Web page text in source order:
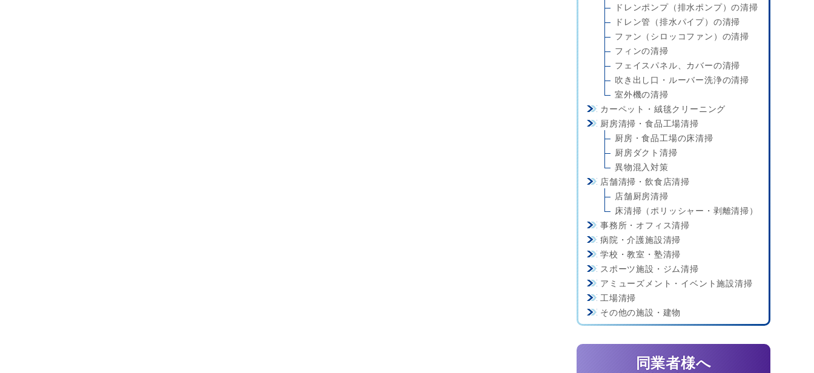
ドレンポンプ（排水ポンプ）の清掃
ドレン管（排水パイプ）の清掃
ファン（シロッコファン）の清掃
フィンの清掃
フェイスパネル、カバーの清掃
吹き出し口・ルーバー洗浄の清掃
室外機の清掃
カーペット・絨毯クリーニング
厨房清掃・食品工場清掃
厨房・食品工場の床清掃
厨房ダクト清掃
異物混入対策
店舗清掃・飲食店清掃
店舗厨房清掃
床清掃（ポリッシャー・剥離清掃）
事務所・オフィス清掃
病院・介護施設清掃
学校・教室・塾清掃
スポーツ施設・ジム清掃
アミューズメント・イベント施設清掃
工場清掃
その他の施設・建物
同業者様へ